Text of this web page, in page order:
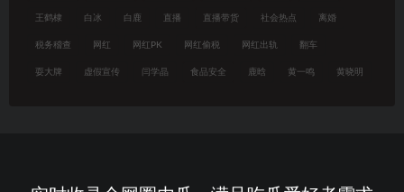
王鹤棣 白冰 白鹿 直播 直播带货 社会热点 离婚
税务稽查 网红 网红PK 网红偷税 网红出轨 翻车
耍大牌 虚假宣传 闫学晶 食品安全 鹿晗 黄一鸣 黄晓明